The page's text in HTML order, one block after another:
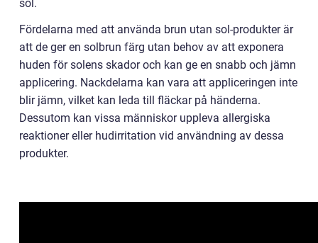
sol.
Fördelarna med att använda brun utan sol-produkter är
att de ger en solbrun färg utan behov av att exponera
huden för solens skador och kan ge en snabb och jämn
applicering. Nackdelarna kan vara att appliceringen inte
blir jämn, vilket kan leda till fläckar på händerna.
Dessutom kan vissa människor uppleva allergiska
reaktioner eller hudirritation vid användning av dessa
produkter.